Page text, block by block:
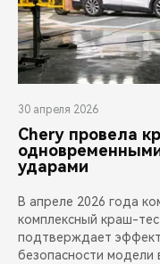
30 апреля 2026
Chery провела
ударами
В апреле 2026 года
комплексный краш-
подтверждает
безопасности модели